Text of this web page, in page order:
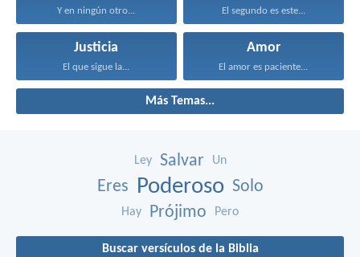
Y en ningún otro... El segundo es este...
Justicia
El que sigue la...
Amor
El amor es paciente...
Más Temas...
Ley Salvar Un
Eres Poderoso Solo
Hay Prójimo Pero
Buscar versículos de la Biblia